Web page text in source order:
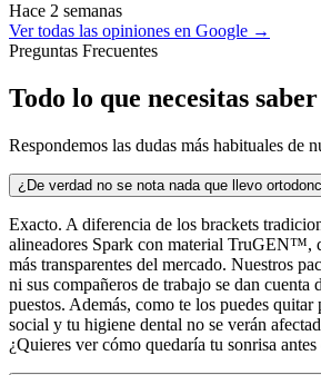
Hace 2 semanas
Ver todas las opiniones en Google →
Preguntas Frecuentes
Todo lo que necesitas saber
Respondemos las dudas más habituales de
¿De verdad no se nota nada que llevo
Exacto. A diferencia de los brackets
alineadores Spark con material TruGEN™,
más transparentes del mercado. Nuestros
ni sus compañeros de trabajo se dan cuenta
puestos. Además, como te los puedes quitar
social y tu higiene dental no se verán
¿Quieres ver cómo quedaría tu sonrisa antes